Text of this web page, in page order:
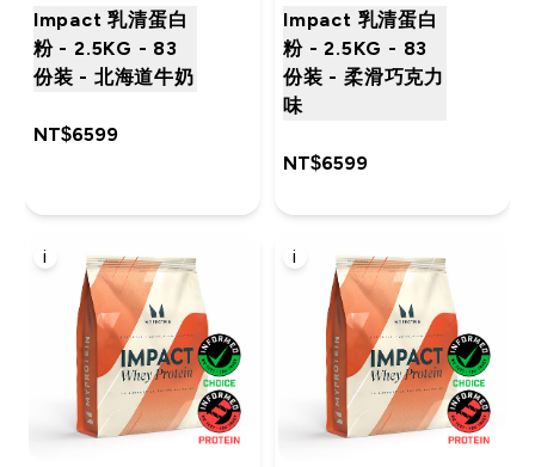
Impact 乳清蛋白
粉 - 2.5KG - 83
份装 - 北海道牛奶
NT$6599‎
Impact 乳清蛋白
粉 - 2.5KG - 83
份装 - 柔滑巧克力
味
NT$6599‎
i i